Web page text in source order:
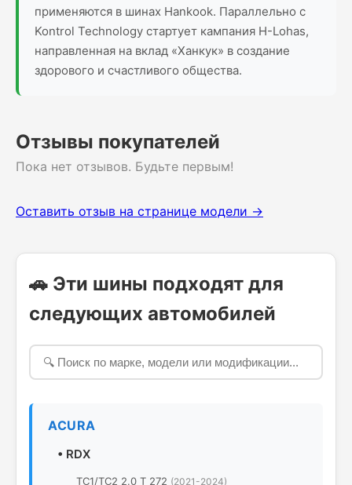
применяются в шинах Hankook. Параллельно с
Kontrol Technology стартует кампания H-Lohas,
направленная на вклад «Ханкук» в создание
здорового и счастливого общества.
Отзывы покупателей
Пока нет отзывов. Будьте первым!
Оставить отзыв на странице модели →
🚗 Эти шины подходят для
следующих автомобилей
ACURA
• RDX
TC1/TC2 2.0 T 272 (2021-2024)